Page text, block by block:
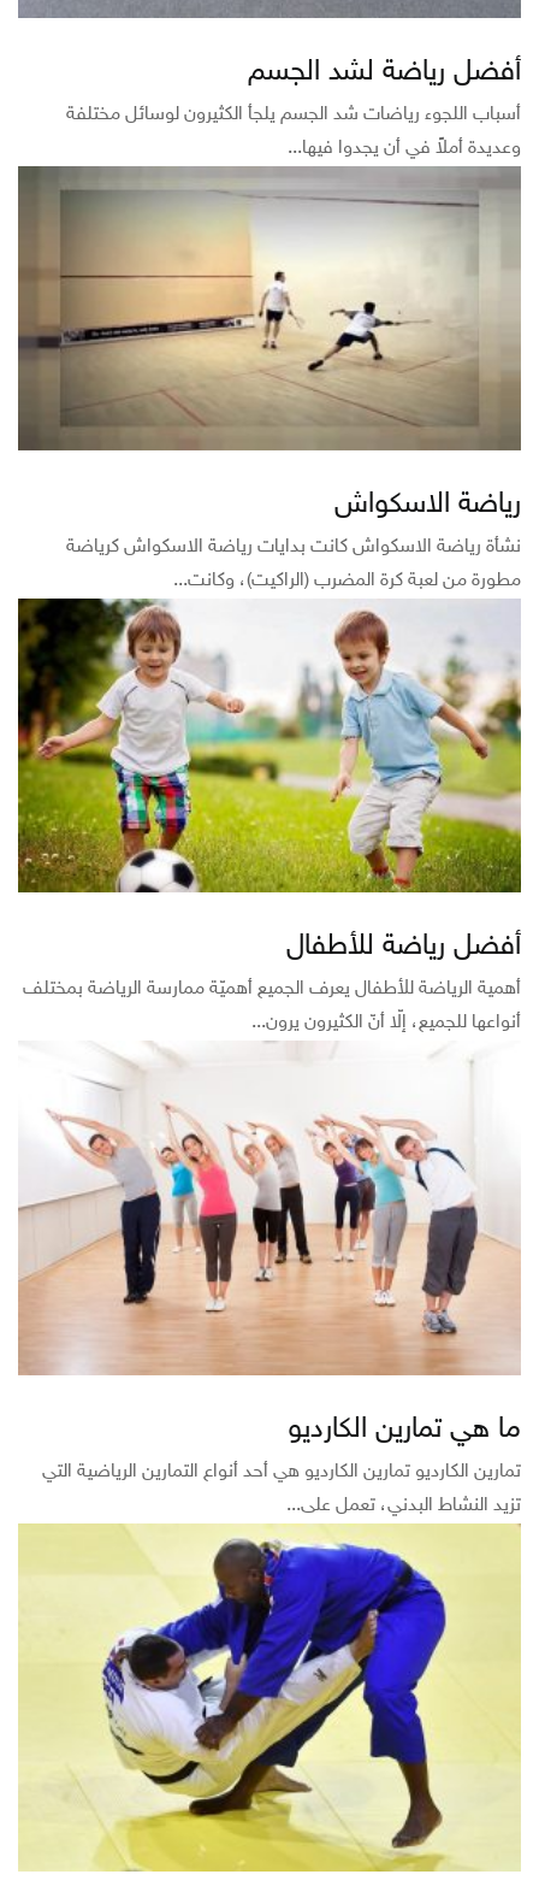
أفضل رياضة لشد الجسم
أسباب اللجوء رياضات شد الجسم يلجأ الكثيرون لوسائل مختلفة
وعديدة أملاً في أن يجدوا فيها...
رياضة الاسكواش
نشأة رياضة الاسكواش كانت بدايات رياضة الاسكواش كرياضة
مطورة من لعبة كرة المضرب (الراكيت)، وكانت...
أفضل رياضة للأطفال
أهمية الرياضة للأطفال يعرف الجميع أهميّة ممارسة الرياضة بمختلف
أنواعها للجميع، إلّا أنّ الكثيرون يرون...
ما هي تمارين الكارديو
تمارين الكارديو تمارين الكارديو هي أحد أنواع التمارين الرياضية التي
تزيد النشاط البدني، تعمل على...